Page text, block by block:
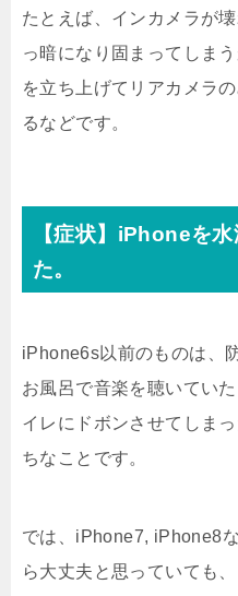
たとえば、インカメラが
っ暗になり固まってしま
を立ち上げてリアカメラ
るなどです。
【症状】iPhoneを
た。
iPhone6s以前のものは、
お風呂で音楽を聴いてい
イレにドボンさせてしま
ちなことです。
では、iPhone7, iPhone8
ら大丈夫と思っていても